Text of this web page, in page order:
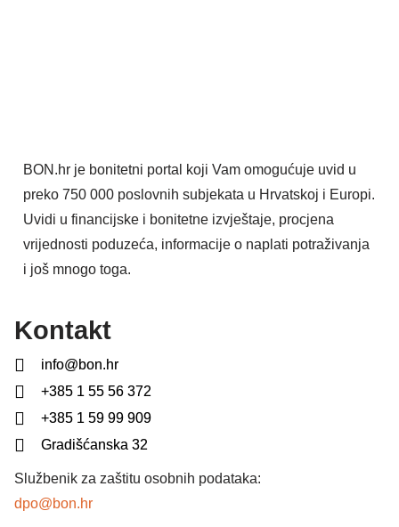
BON.hr je bonitetni portal koji Vam omogućuje uvid u
preko 750 000 poslovnih subjekata u Hrvatskoj i Europi.
Uvidi u financijske i bonitetne izvještaje, procjena
vrijednosti poduzeća, informacije o naplati potraživanja
i još mnogo toga.
Kontakt
info@bon.hr
+385 1 55 56 372
+385 1 59 99 909
Gradišćanska 32
Službenik za zaštitu osobnih podataka:
dpo@bon.hr